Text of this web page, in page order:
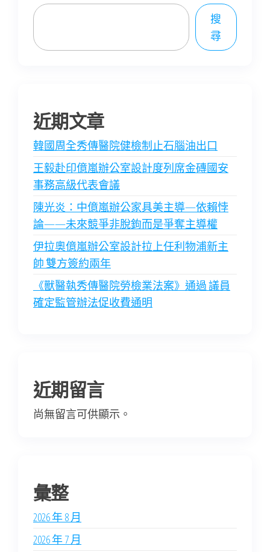
搜
尋
近期文章
韓國周全秀傳醫院健檢制止石腦油出口
王毅赴印億嵐辦公室設計度列席金磚國安
事務高級代表會議
陳光炎：中億嵐辦公家具美主導—依賴悖
論——未來競爭非脫鉤而是爭奪主導權
伊拉奧億嵐辦公室設計拉上任利物浦新主
帥 雙方簽約兩年
《獸醫執秀傳醫院勞檢業法案》通過 議員
確定監管辦法促收費通明
近期留言
尚無留言可供顯示。
彙整
2026 年 8 月
2026 年 7 月